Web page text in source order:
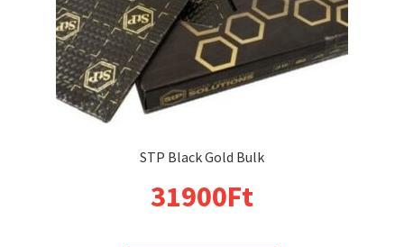
STP Black Gold Bulk
31900Ft